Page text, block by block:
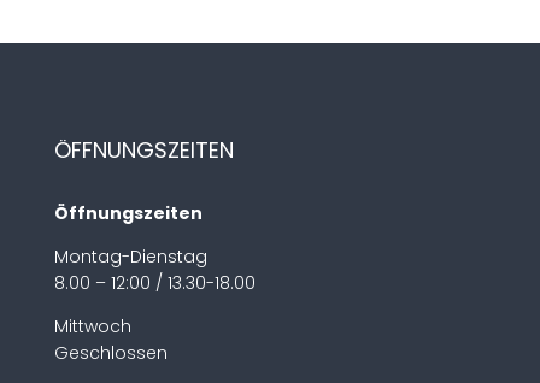
ÖFFNUNGSZEITEN
Öffnungszeiten
Montag-Dienstag
8.00 – 12:00 / 13.30-18.00
Mittwoch
Geschlossen